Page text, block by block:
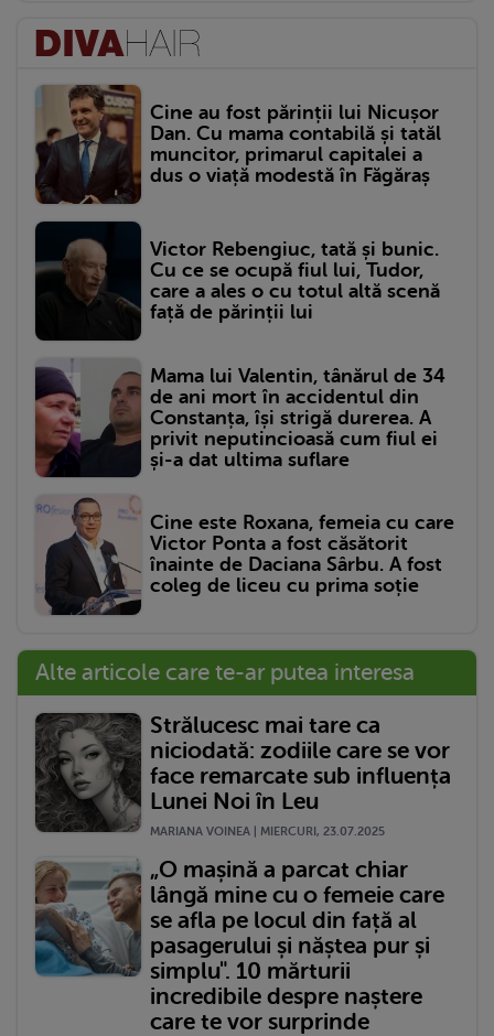
Cine au fost părinții lui Nicușor
Dan. Cu mama contabilă și tatăl
muncitor, primarul capitalei a
dus o viață modestă în Făgăraș
Victor Rebengiuc, tată și bunic.
Cu ce se ocupă fiul lui, Tudor,
care a ales o cu totul altă scenă
față de părinții lui
Mama lui Valentin, tânărul de 34
de ani mort în accidentul din
Constanța, își strigă durerea. A
privit neputincioasă cum fiul ei
și-a dat ultima suflare
Cine este Roxana, femeia cu care
Victor Ponta a fost căsătorit
înainte de Daciana Sârbu. A fost
coleg de liceu cu prima soție
Alte articole care te-ar putea interesa
Strălucesc mai tare ca
niciodată: zodiile care se vor
face remarcate sub influența
Lunei Noi în Leu
MARIANA VOINEA | MIERCURI, 23.07.2025
„O mașină a parcat chiar
lângă mine cu o femeie care
se afla pe locul din față al
pasagerului și năștea pur și
simplu". 10 mărturii
incredibile despre naștere
care te vor surprinde